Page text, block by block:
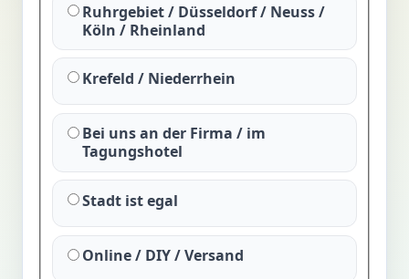
Ruhrgebiet / Düsseldorf / Neuss /
Köln / Rheinland
Krefeld / Niederrhein
Bei uns an der Firma / im
Tagungshotel
Stadt ist egal
Online / DIY / Versand